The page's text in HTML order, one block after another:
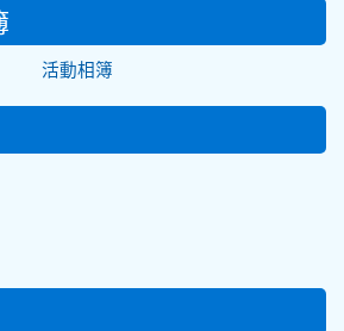
活動相簿